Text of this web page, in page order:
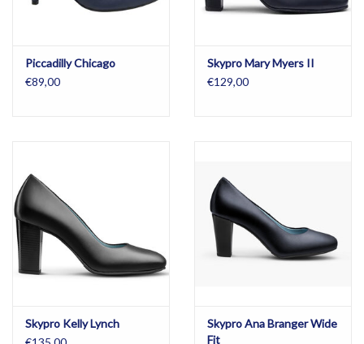
Piccadilly Chicago
€89,00
Skypro Mary Myers II
€129,00
Skypro Kelly Lynch
Skypro Ana Branger Wide
Fit